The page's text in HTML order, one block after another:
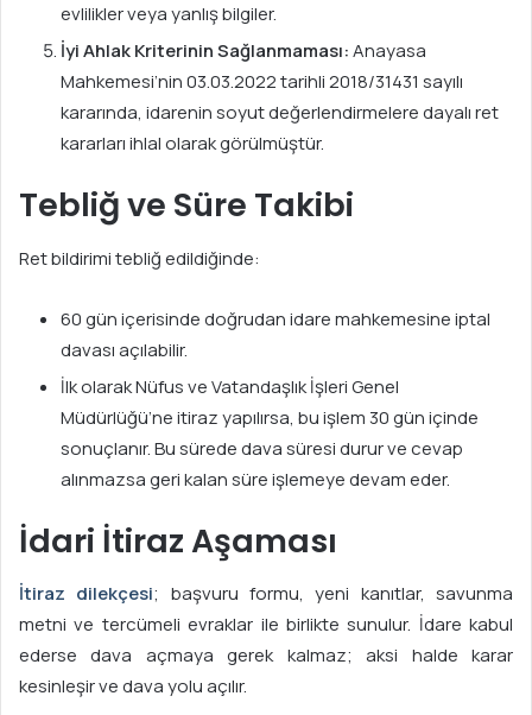
evlilikler veya yanlış bilgiler.
İyi Ahlak Kriterinin Sağlanmaması:Anayasa
Mahkemesi’nin 03.03.2022 tarihli 2018/31431 sayılı
kararında, idarenin soyut değerlendirmelere dayalı ret
kararları ihlal olarak görülmüştür.
Tebliğ ve Süre Takibi
Ret bildirimi tebliğ edildiğinde:
60 gün içerisinde doğrudan idare mahkemesine iptal
davası açılabilir.
İlk olarak Nüfus ve Vatandaşlık İşleri Genel
Müdürlüğü’ne itiraz yapılırsa, bu işlem 30 gün içinde
sonuçlanır. Bu sürede dava süresi durur ve cevap
alınmazsa geri kalan süre işlemeye devam eder.
İdari İtiraz Aşaması
İtiraz dilekçesi; başvuru formu, yeni kanıtlar, savunma
metni ve tercümeli evraklar ile birlikte sunulur. İdare kabul
ederse dava açmaya gerek kalmaz; aksi halde karar
kesinleşir ve dava yolu açılır.